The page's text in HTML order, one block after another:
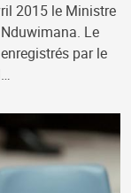
2015 le Ministre
Le
par le